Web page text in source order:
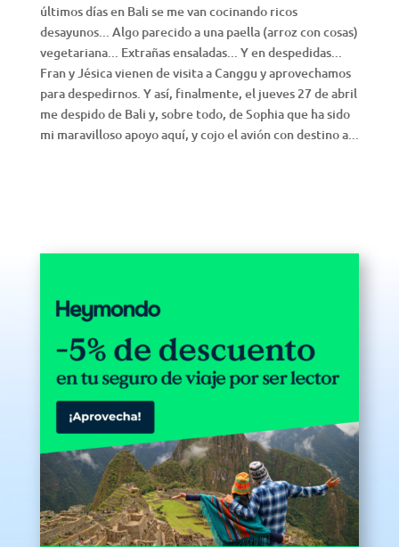
últimos días en Bali se me van cocinando ricos
desayunos... Algo parecido a una paella (arroz con cosas)
vegetariana... Extrañas ensaladas... Y en despedidas...
Fran y Jésica vienen de visita a Canggu y aprovechamos
para despedirnos. Y así, finalmente, el jueves 27 de abril
me despido de Bali y, sobre todo, de Sophia que ha sido
mi maravilloso apoyo aquí, y cojo el avión con destino a...